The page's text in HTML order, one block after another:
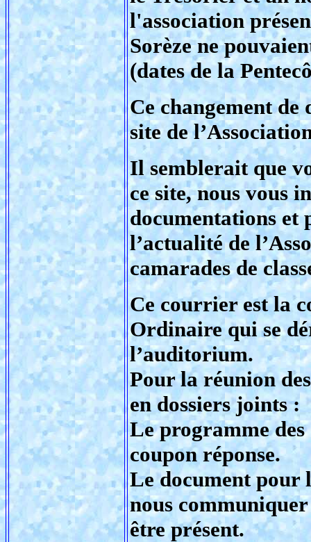
l'association
Sorèze ne
(dates de la
Ce changement de
site de
Il semblerait que
ce site, nous vous
documentations et
l’actualité de
camarades de
Ce courrier est la
Ordinaire qui se
l’auditorium.
Pour la réunion
en dossiers joints :
Le programme
coupon réponse.
Le document pour
nous communiquer
être présent.